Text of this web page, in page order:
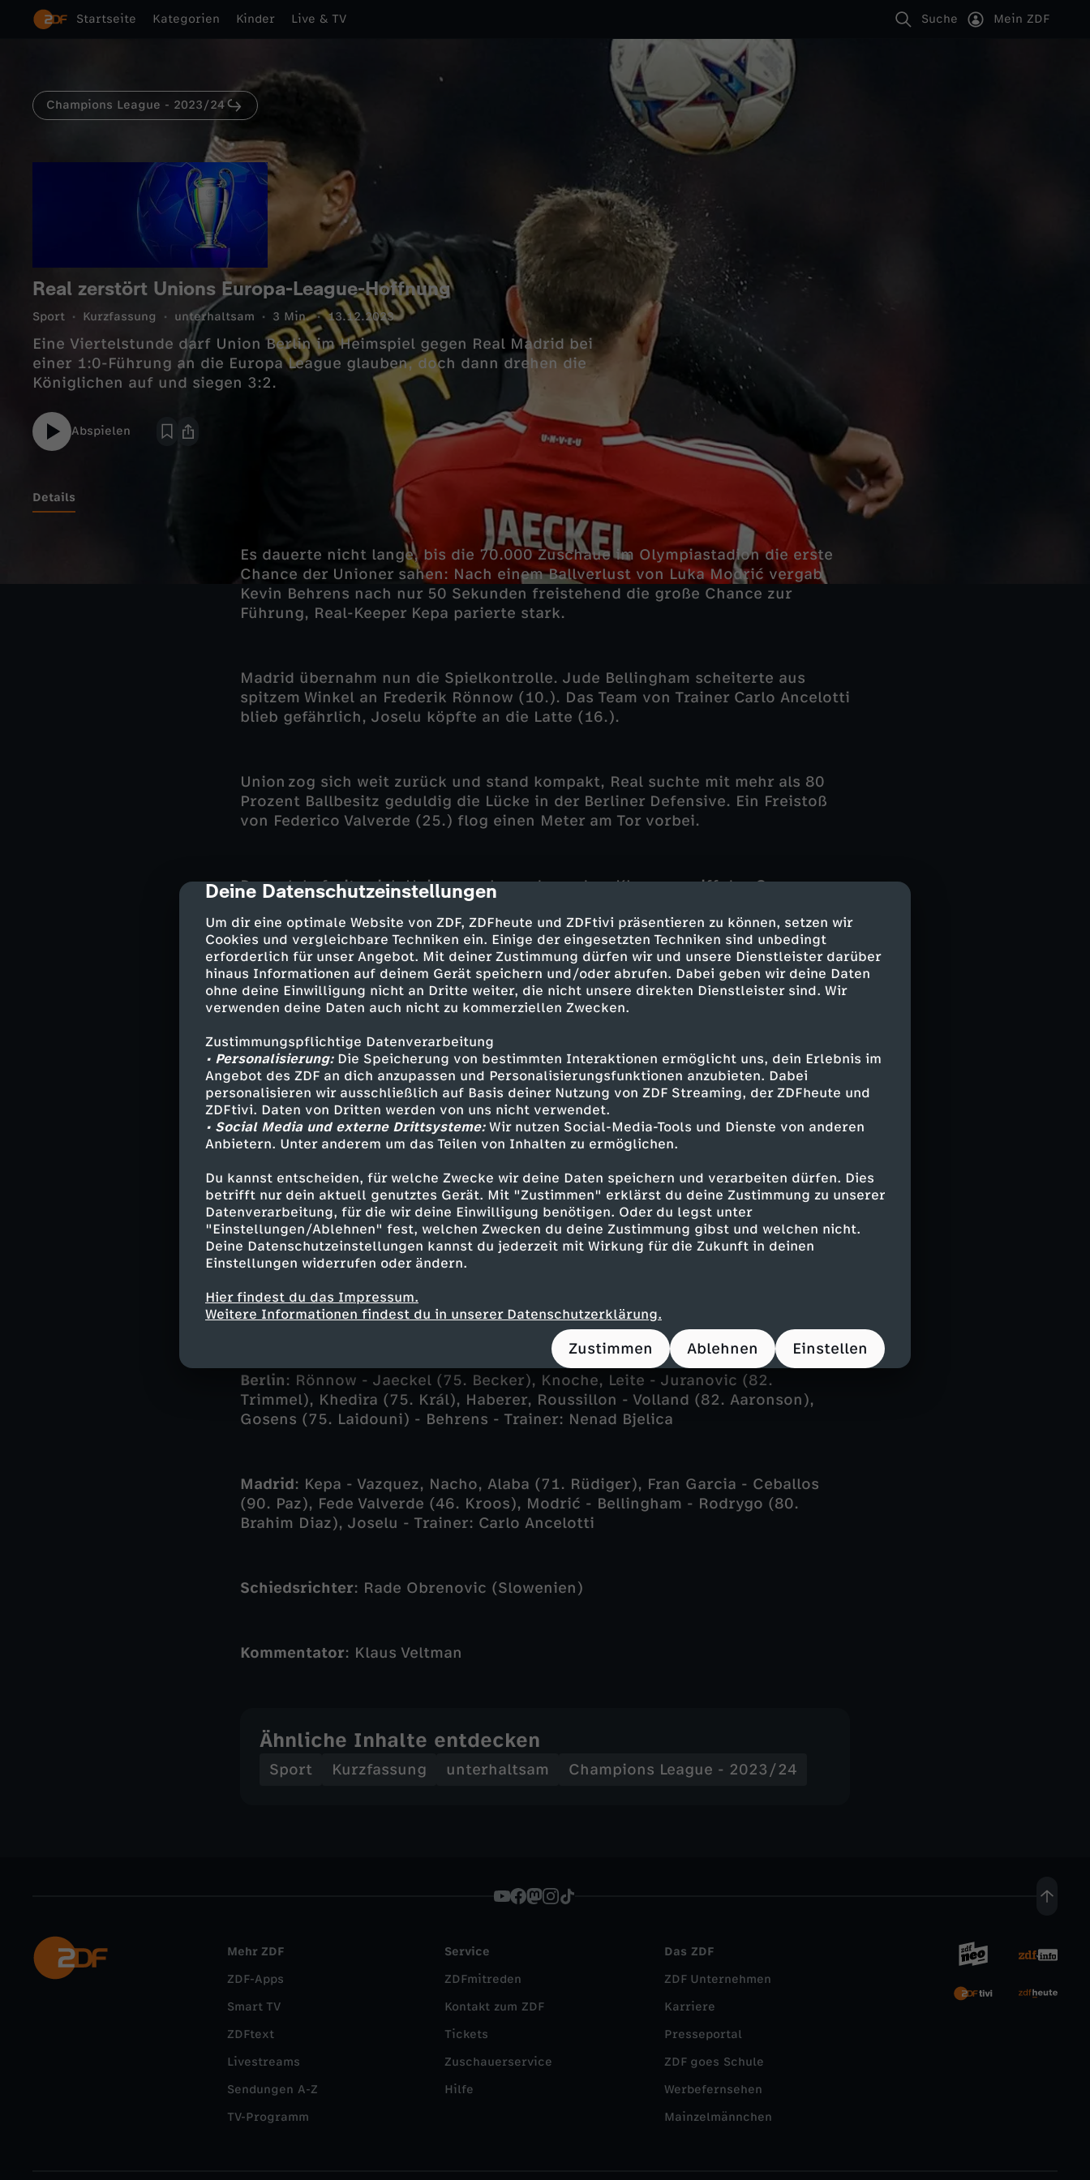
cmp-dialog-description
Deine Datenschutzeinstellungen
Um dir eine optimale Website von ZDF, ZDFheute und ZDFtivi präsentieren zu können, setzen wir
Cookies und vergleichbare Techniken ein. Einige der eingesetzten Techniken sind unbedingt
erforderlich für unser Angebot. Mit deiner Zustimmung dürfen wir und unsere Dienstleister darüber
hinaus Informationen auf deinem Gerät speichern und/oder abrufen. Dabei geben wir deine Daten
ohne deine Einwilligung nicht an Dritte weiter, die nicht unsere direkten Dienstleister sind. Wir
verwenden deine Daten auch nicht zu kommerziellen Zwecken.
Zustimmungspflichtige Datenverarbeitung
• Personalisierung:Die Speicherung von bestimmten Interaktionen ermöglicht uns, dein Erlebnis im
Angebot des ZDF an dich anzupassen und Personalisierungsfunktionen anzubieten. Dabei
personalisieren wir ausschließlich auf Basis deiner Nutzung von ZDF Streaming, der ZDFheute und
ZDFtivi. Daten von Dritten werden von uns nicht verwendet.
• Social Media und externe Drittsysteme:Wir nutzen Social-Media-Tools und Dienste von anderen
Anbietern. Unter anderem um das Teilen von Inhalten zu ermöglichen.
Du kannst entscheiden, für welche Zwecke wir deine Daten speichern und verarbeiten dürfen. Dies
betrifft nur dein aktuell genutztes Gerät. Mit "Zustimmen" erklärst du deine Zustimmung zu unserer
Datenverarbeitung, für die wir deine Einwilligung benötigen. Oder du legst unter
"Einstellungen/Ablehnen" fest, welchen Zwecken du deine Zustimmung gibst und welchen nicht.
Deine Datenschutzeinstellungen kannst du jederzeit mit Wirkung für die Zukunft in deinen
Einstellungen widerrufen oder ändern.
Hier findest du das Impressum.
Weitere Informationen findest du in unserer Datenschutzerklärung.
Zustimmen Ablehnen Einstellen
Startseite Kategorien Kinder Live & TV Suche Mein ZDF
Champions League - 2023/24
Real zerstört Unions Europa-League-Hoffnung
Sport Kurzfassung unterhaltsam 3 Min. 13.12.2023
Eine Viertelstunde darf Union Berlin im Heimspiel gegen Real Madrid bei
einer 1:0-Führung an die Europa League glauben, doch dann drehen die
Königlichen auf und siegen 3:2.
Abspielen
Details
Es dauerte nicht lange, bis die 70.000 Zuschaue im Olympiastadion die erste
Chance der Unioner sahen: Nach einem Ballverlust von Luka Modrić vergab
Kevin Behrens nach nur 50 Sekunden freistehend die große Chance zur
Führung, Real-Keeper Kepa parierte stark.
Madrid übernahm nun die Spielkontrolle. Jude Bellingham scheiterte aus
spitzem Winkel an Frederik Rönnow (10.). Das Team von Trainer Carlo Ancelotti
blieb gefährlich, Joselu köpfte an die Latte (16.).
Union zog sich weit zurück und stand kompakt, Real suchte mit mehr als 80
Prozent Ballbesitz geduldig die Lücke in der Berliner Defensive. Ein Freistoß
von Federico Valverde (25.) flog einen Meter am Tor vorbei.
Danach befreite sich Union zunehmend aus dem Klammergriff des Gegners,
ehe sich kurz vor dem Pausenpfiff die Ereignisse überschlugen: Diogo Leite
verursachte einen Handelfmeter, und Frederik Rönnow parierte den schwach
und mittig geschossenen Schuss von Luka Modrić. Im Gegenzug traf Kevin
Volland aus kurzer Distanz wie aus dem Nichts zur Führung (45.+1).
dagegen. Rönnow blieb ein starker Rückhalt, der Däne hielt erst überragend
gegen den Kopfball von Rodrygo (55.), war wenig später gegen Joselu aber
machtlos (61.).
Die Partie verflachte nun, Real kontrollierte das Spielgeschehen, ging aber
nicht mehr das große Risiko. Union Berlin hielt aufopferungsvoll dagegen und
gab selbst nach Joselus zweitem Tor nicht auf (73.).
Auf das zweite Berliner Tor durch Alex Král (85.) fand Dani Ceballos eine
schnelle Antwort (89.).
Berlin: Rönnow - Jaeckel (75. Becker), Knoche, Leite - Juranovic (82.
Trimmel), Khedira (75. Král), Haberer, Roussillon - Volland (82. Aaronson),
Gosens (75. Laidouni) - Behrens - Trainer: Nenad Bjelica
Madrid: Kepa - Vazquez, Nacho, Alaba (71. Rüdiger), Fran Garcia - Ceballos
(90. Paz), Fede Valverde (46. Kroos), Modrić - Bellingham - Rodrygo (80.
Brahim Diaz), Joselu - Trainer: Carlo Ancelotti
Schiedsrichter: Rade Obrenovic (Slowenien)
Kommentator: Klaus Veltman
Ähnliche Inhalte entdecken
Sport Kurzfassung unterhaltsam Champions League - 2023/24
Mehr ZDF
ZDF-Apps
Smart TV
ZDFtext
Livestreams
Sendungen A-Z
TV-Programm
Service
ZDFmitreden
Kontakt zum ZDF
Tickets
Zuschauerservice
Hilfe
Das ZDF
ZDF Unternehmen
Karriere
Presseportal
ZDF goes Schule
Werbefernsehen
Mainzelmännchen